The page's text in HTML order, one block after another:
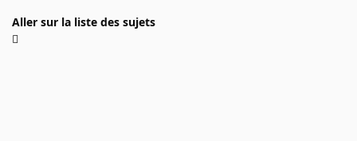
Aller sur la liste des sujets